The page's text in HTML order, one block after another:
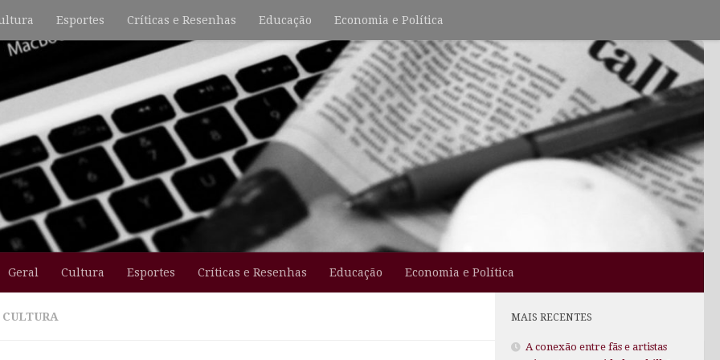
Esportes Críticas e Resenhas Educação Economia e Política
Geral Cultura Esportes Críticas e Resenhas Educação Economia e Política
CULTURA MAIS RECENTES
A conexão entre fãs e artistas